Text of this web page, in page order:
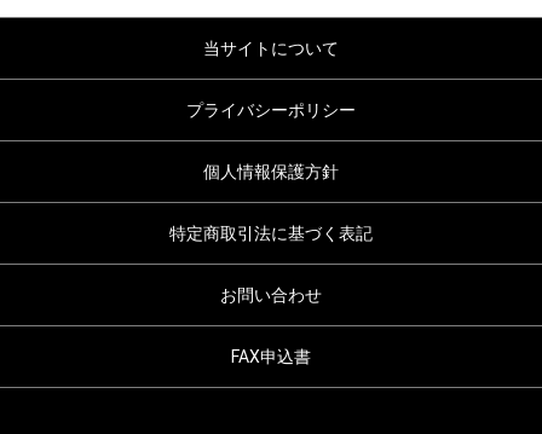
当サイトについて
プライバシーポリシー
個人情報保護方針
特定商取引法に基づく表記
お問い合わせ
FAX申込書